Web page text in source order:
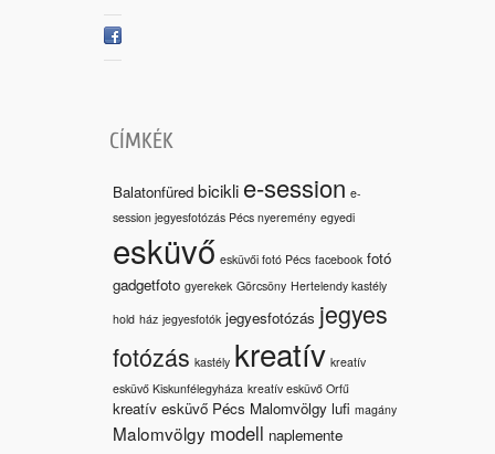
CÍMKÉK
Balatonfüred bicikli e-session e-
session jegyesfotózás Pécs nyeremény egyedi
esküvő esküvői fotó Pécs facebook fotó
gadgetfoto gyerekek Görcsöny Hertelendy kastély
hold ház jegyesfotók jegyesfotózás jegyes
fotózás kastély kreatív kreatív
esküvő Kiskunfélegyháza kreatív esküvő Orfű
kreatív esküvő Pécs Malomvölgy lufi magány
Malomvölgy modell naplemente